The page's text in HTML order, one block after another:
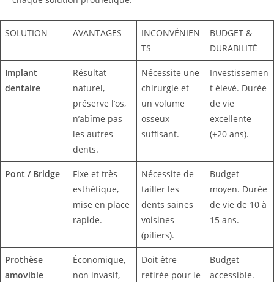
SOLUTION AVANTAGES
INCONVÉNIEN
TS
BUDGET &
DURABILITÉ
Implant
dentaire
Résultat
naturel,
préserve l’os,
n’abîme pas
les autres
dents.
Nécessite une
chirurgie et
un volume
osseux
suffisant.
Investissemen
t élevé. Durée
de vie
excellente
(+20 ans).
Pont / Bridge
Fixe et très
esthétique,
mise en place
rapide.
Nécessite de
tailler les
dents saines
voisines
(piliers).
Budget
moyen. Durée
de vie de 10 à
15 ans.
Prothèse
amovible
Économique,
non invasif,
Doit être
retirée pour le
Budget
accessible.